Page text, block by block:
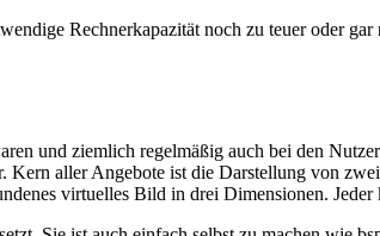
Rechnerkapazität noch zu teuer oder
und ziemlich regelmäßig auch bei den
aller Angebote ist die Darstellung von
virtuelles Bild in drei Dimensionen.